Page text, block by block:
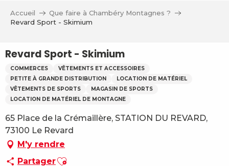
Accueil
Que faire à Chambéry Montagnes ?
Revard Sport - Skimium
Revard Sport - Skimium
COMMERCES
VÊTEMENTS ET ACCESSOIRES
PETITE À GRANDE DISTRIBUTION
LOCATION DE MATÉRIEL
VÊTEMENTS DE SPORTS
MAGASIN DE SPORTS
LOCATION DE MATÉRIEL DE MONTAGNE
65 Place de la Crémaillère, STATION DU REVARD,
73100 Le Revard
M'y rendre
PartagerAjouter aux favoris